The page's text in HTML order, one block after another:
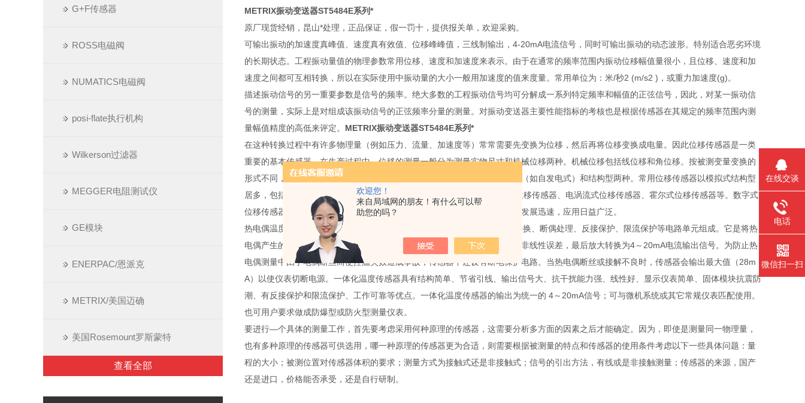
欢迎您！
来自局域网的朋友！有什么可以帮
助您的吗？
G+F传感器
ROSS电磁阀
NUMATICS电磁阀
posi-flate执行机构
Wilkerson过滤器
MEGGER电阻测试仪
GE模块
ENERPAC/恩派克
METRIX/美国迈确
美国Rosemount罗斯蒙特
查看全部
METRIX振动变送器ST5484E系列*
原厂现货经销，昆山*处理，正品保证，假一罚十，提供报关单，欢迎采购。
可输出振动的加速度真峰值、速度真有效值、位移峰峰值，三线制输出，4-20mA电流信号，同时可输出振动的动态波形。特别适合恶劣环境
的长期状态。工程振动量值的物理参数常用位移、速度和加速度来表示。由于在通常的频率范围内振动位移幅值量很小，且位移、速度和加
速度之间都可互相转换，所以在实际使用中振动量的大小一般用加速度的值来度量。常用单位为：米/秒2 (m/s2 )，或重力加速度(g)。
描述振动信号的另一重要参数是信号的频率。绝大多数的工程振动信号均可分解成一系列特定频率和幅值的正弦信号，因此，对某一振动信
号的测量，实际上是对组成该振动信号的正弦频率分量的测量。对振动变送器主要性能指标的考核也是根据传感器在其规定的频率范围内测
量幅值精度的高低来评定。 METRIX振动变送器ST5484E系列*
在这种转换过程中有许多物理量（例如压力、流量、加速度等）常常需要先变换为位移，然后再将位移变换成电量。因此位移传感器是一类
重要的基本传感器。在生产过程中，位移的测量一般分为测量实物尺寸和机械位移两种。机械位移包括线位移和角位移。按被测变量变换的
形式不同，位移传感器可分为模拟式和数字式两种。模拟式又可分为物性型（如自发电式）和结构型两种。常用位移传感器以模拟式结构型
居多，包括电位器式位移传感器、 电感式位移传感器、自整角机、电容式位移传感器、电涡流式位移传感器、霍尔式位移传感器等。数字式
位移传感器的一个重要优点是便于将信号直接送入计算机系统。这种传感器发展迅速，应用日益广泛。
热电偶温度传感器一般由基准源、冷端补偿、放大单元、线性化处理、V/I转换、断偶处理、反接保护、限流保护等电路单元组成。它是将热
电偶产生的热电势经冷端补偿放大后，再帽由线性电路消除热电势与温度的非线性误差，最后放大转换为4～20mA电流输出信号。为防止热
电偶测量中由于电偶断丝而使控温失效造成事故，传感器中还设有断电保护电路。当热电偶断丝或接解不良时，传感器会输出最大值（28m
A）以使仪表切断电源。一体化温度传感器具有结构简单、节省引线、输出信号大、抗干扰能力强、线性好、显示仪表简单、固体模块抗震防
潮、有反接保护和限流保护、工作可靠等优点。一体化温度传感器的输出为统一的 4～20mA信号；可与微机系统或其它常规仪表匹配使用。
也可用户要求做成防爆型或防火型测量仪表。
要进行—个具体的测量工作，首先要考虑采用何种原理的传感器，这需要分析多方面的因素之后才能确定。因为，即使是测量同一物理量，
也有多种原理的传感器可供选用，哪一种原理的传感器更为合适，则需要根据被测量的特点和传感器的使用条件考虑以下一些具体问题：量
程的大小；被测位置对传感器体积的要求；测量方式为接触式还是非接触式；信号的引出方法，有线或是非接触测量；传感器的来源，国产
还是进口，价格能否承受，还是自行研制。
在线交谈
电话
微信扫一扫